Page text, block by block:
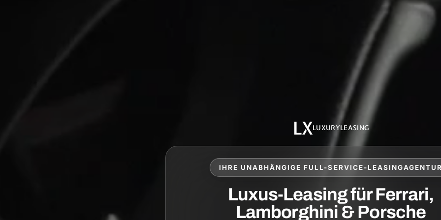
LXLUXURYLEASING
IHRE UNABHÄNGIGE FULL-SERVICE-
Luxus-Leasing für Ferrari,
Lamborghini & Porsche